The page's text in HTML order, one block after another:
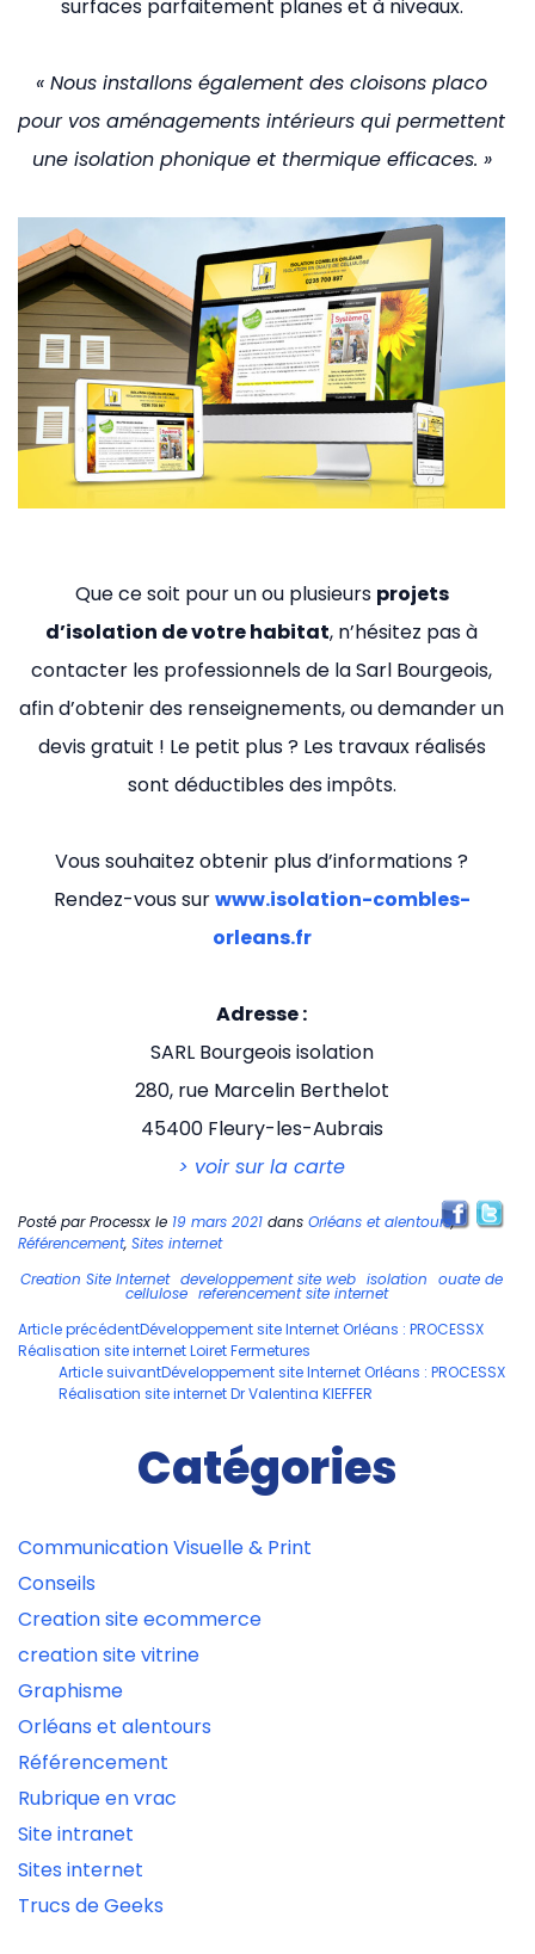
surfaces parfaitement planes et à niveaux.
« Nous installons également des cloisons placo
pour vos aménagements intérieurs qui permettent
une isolation phonique et thermique efficaces. »
Que ce soit pour un ou plusieurs projets
d’isolation de votre habitat, n’hésitez pas à
contacter les professionnels de la Sarl Bourgeois,
afin d’obtenir des renseignements, ou demander un
devis gratuit ! Le petit plus ? Les travaux réalisés
sont déductibles des impôts.
Vous souhaitez obtenir plus d’informations ?
Rendez-vous surwww.isolation-combles-
orleans.fr
Adresse :
SARL Bourgeois isolation
280, rue Marcelin Berthelot
45400 Fleury-les-Aubrais
> voir sur la carte
Posté parProcessx le 19 mars 2021 dans Orléans et alentours,
Référencement, Sites internet
Creation Site Internet developpement site web isolation ouate de
cellulose referencement site internet
Navigation
articles
Article précédentDéveloppement site Internet Orléans : PROCESSX
Réalisation site internet Loiret Fermetures
Article suivantDéveloppement site Internet Orléans : PROCESSX
Réalisation site internet Dr Valentina KIEFFER
Catégories
Communication Visuelle & Print
Conseils
Creation site ecommerce
creation site vitrine
Graphisme
Orléans et alentours
Référencement
Rubrique en vrac
Site intranet
Sites internet
Trucs de Geeks